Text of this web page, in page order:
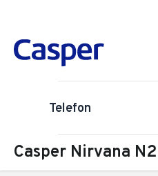
Telefon
Casper Nirvana